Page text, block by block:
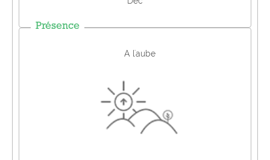
Présence
A l'aube